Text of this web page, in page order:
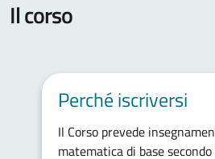
Il corso
Perché iscriversi
Il Corso prevede
matematica di base